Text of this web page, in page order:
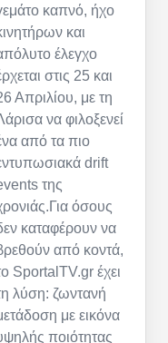
καπνό, ήχο
και
έλεγχο
στις 25 και
Απριλίου, με τη
να φιλοξενεί
από τα πιο
drift
της
όσους
καταφέρουν να
από κοντά,
SportalTV.gr έχει
λύση: ζωντανή
με εικόνα
ποιότητας